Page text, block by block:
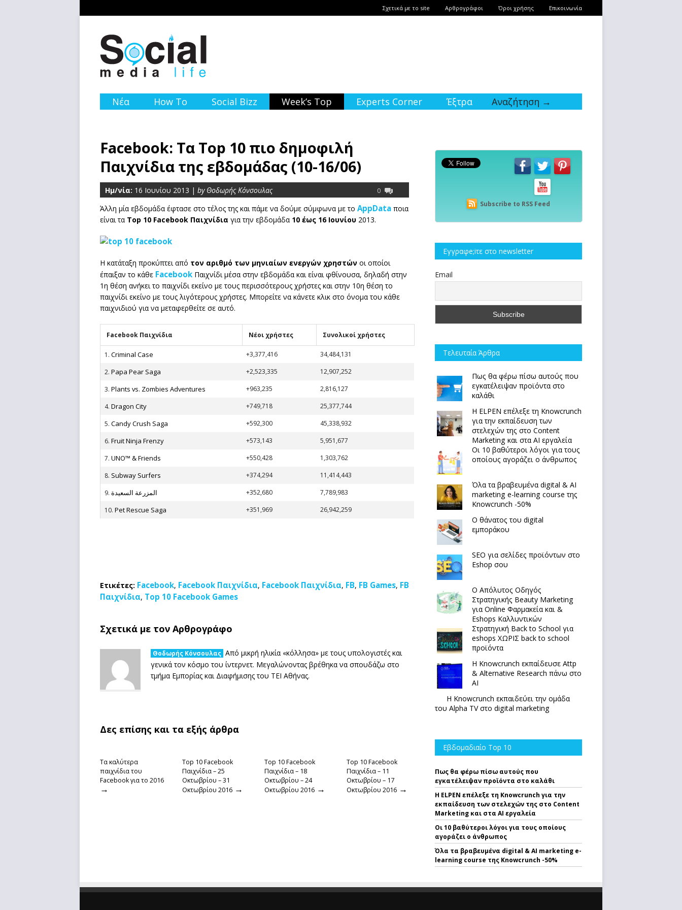
Σχετικά με το site Αρθρογράφοι Όροι χρήσης Επικοινωνία
Νέα How To Social Bizz Week’s Top Experts Corner Έξτρα Αναζήτηση →
Facebook: Τα Top 10 πιο δημοφιλή
Παιχνίδια της εβδομάδας (10-16/06)
Ημ/νία: 16 Ιουνίου 2013 | by Θοδωρής Κόνσουλας 0
Άλλη μία εβδομάδα έφτασε στο τέλος της και πάμε να δούμε σύμφωνα με το AppData ποια
είναι τα Top 10 Facebook Παιχνίδια για την εβδομάδα 10 έως 16 Ιουνίου 2013.
Η κατάταξη προκύπτει από τον αριθμό των μηνιαίων ενεργών χρηστών οι οποίοι
έπαιξαν το κάθε Facebook Παιχνίδι μέσα στην εβδομάδα και είναι φθίνουσα, δηλαδή στην
1η θέση ανήκει το παιχνίδι εκείνο με τους περισσότερους χρήστες και στην 10η θέση το
παιχνίδι εκείνο με τους λιγότερους χρήστες. Μπορείτε να κάνετε κλικ στο όνομα του κάθε
παιχνιδιού για να μεταφερθείτε σε αυτό.
Facebook Παιχνίδια Νέοι χρήστες Συνολικοί χρήστες
1. Criminal Case +3,377,416 34,484,131
2. Papa Pear Saga +2,523,335 12,907,252
3. Plants vs. Zombies Adventures +963,235 2,816,127
4. Dragon City +749,718 25,377,744
5. Candy Crush Saga +592,300 45,338,932
6. Fruit Ninja Frenzy +573,143 5,951,677
7. UNO™ & Friends +550,428 1,303,762
8. Subway Surfers +374,294 11,414,443
9. المزرعة السعيدة +352,680 7,789,983
10. Pet Rescue Saga +351,969 26,942,259
Ετικέτες: Facebook, Facebook Παιχνίδια, Facebook Παιχνίδια, FB, FB Games, FB
Παιχνίδια, Top 10 Facebook Games
Σχετικά με τον Αρθρογράφο
Θοδωρής Κόνσουλας Από μικρή ηλικία «κόλλησα» με τους υπολογιστές και
γενικά τον κόσμο του ίντερνετ. Μεγαλώνοντας βρέθηκα να σπουδάζω στο
τμήμα Εμπορίας και Διαφήμισης του ΤΕΙ Αθήνας.
Δες επίσης και τα εξής άρθρα
Τα καλύτερα
παιχνίδια του
Facebook για το 2016
→
Top 10 Facebook
Παιχνίδια – 25
Οκτωβρίου – 31
Οκτωβρίου 2016 →
Top 10 Facebook
Παιχνίδια – 18
Οκτωβρίου – 24
Οκτωβρίου 2016 →
Top 10 Facebook
Παιχνίδια – 11
Οκτωβρίου – 17
Οκτωβρίου 2016 →
Subscribe to RSS Feed
Εγγραφe;iτε στο newsletter
Email
Τελευταία Άρθρα
Πως θα φέρω πίσω αυτούς που
εγκατέλειψαν προϊόντα στο
καλάθι
Η ELPEN επέλεξε τη Knowcrunch
για την εκπαίδευση των
στελεχών της στο Content
Marketing και στα AI εργαλεία
Οι 10 βαθύτεροι λόγοι για τους
οποίους αγοράζει ο άνθρωπος
Όλα τα βραβευμένα digital & AI
marketing e-learning course της
Knowcrunch -50%
Ο θάνατος του digital
εμποράκου
SEO για σελίδες προϊόντων στο
Eshop σου
Ο Απόλυτoς Οδηγός
Στρατηγικής Beauty Marketing
για Online Φαρμακεία και &
Eshops Καλλυντικών
Στρατηγική Back to School για
eshops ΧΩΡΙΣ back to school
προϊόντα
Η Knowcrunch εκπαίδευσε Attp
& Alternative Research πάνω στο
ΑΙ
Η Knowcrunch εκπαιδεύει την ομάδα
του Alpha TV στο digital marketing
Εβδομαδιαίο Top 10
Πως θα φέρω πίσω αυτούς που
εγκατέλειψαν προϊόντα στο καλάθι
Η ELPEN επέλεξε τη Knowcrunch για την
εκπαίδευση των στελεχών της στο Content
Marketing και στα AI εργαλεία
Οι 10 βαθύτεροι λόγοι για τους οποίους
αγοράζει ο άνθρωπος
Όλα τα βραβευμένα digital & AI marketing e-
learning course της Knowcrunch -50%